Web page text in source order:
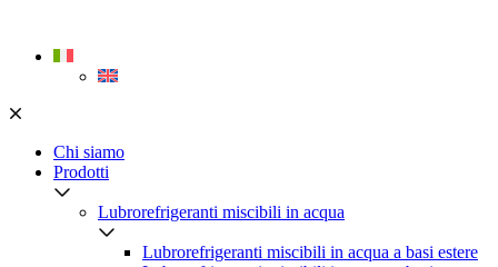
content
Chi siamo
Prodotti
Lubrorefrigeranti miscibili in acqua
Lubrorefrigeranti miscibili in acqua a basi estere